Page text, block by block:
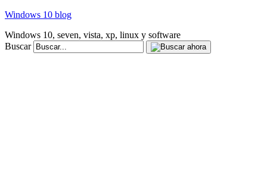
Windows 10 blog
Windows 10, seven, vista, xp, linux y software
Buscar